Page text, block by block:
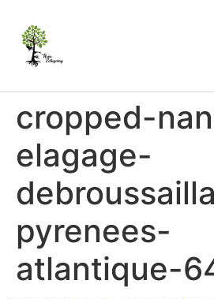
cropped-
elagage-
pyrenees-
atlantique-